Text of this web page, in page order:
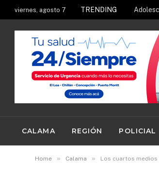
viernes, agosto 7 TRENDING
CALAMA REGIÓN POLICIAL
Home » Calama » Los cuartos